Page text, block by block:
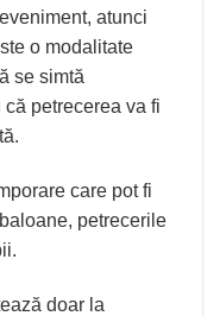
atunci
o modalitate
se simtă
petrecerea va fi
care pot fi
petrecerile
doar la